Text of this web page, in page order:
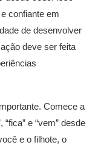
confiante em
de desenvolver
deve ser feita
Comece a
e “vem” desde
e o filhote, o